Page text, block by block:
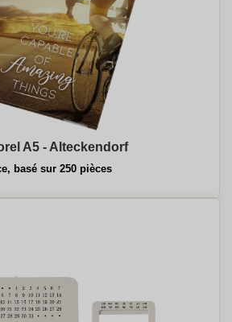
A5 - Alteckendorf
basé sur 250 pièces